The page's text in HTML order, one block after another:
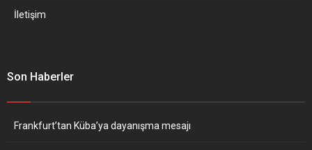
İletişim
Son Haberler
Frankfurt’tan Küba’ya dayanışma mesajı